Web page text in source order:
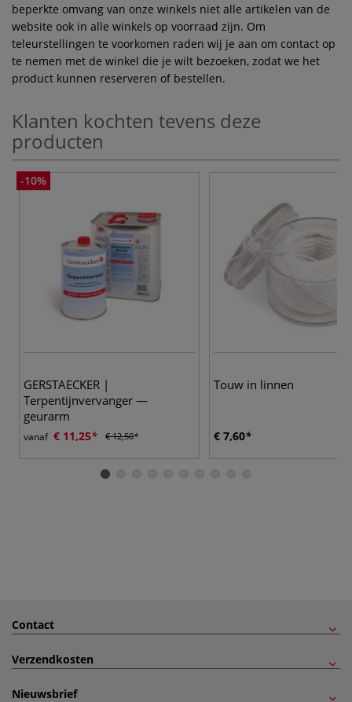
beperkte omvang van onze winkels niet alle artikelen van de
website ook in alle winkels op voorraad zijn. Om
teleurstellingen te voorkomen raden wij je aan om contact op
te nemen met de winkel die je wilt bezoeken, zodat we het
product kunnen reserveren of bestellen.
Klanten kochten tevens deze
producten
-10%
GERSTAECKER |
Terpentijnvervanger —
geurarm
vanaf € 11,25 € 12,50
Touw in linnen
€ 7,60
Contact
Verzendkosten
Nieuwsbrief